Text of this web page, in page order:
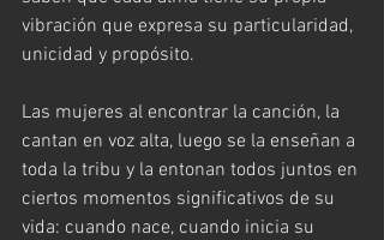
vibración que expresa su particularidad,
unicidad y propósito.
Las mujeres al encontrar la canción, la
cantan en voz alta, luego se la enseñan a
toda la tribu y la entonan todos juntos en
ciertos momentos significativos de su
vida: cuando nace, cuando inicia su